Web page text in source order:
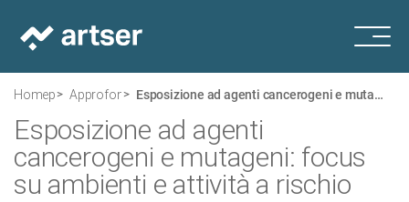
HomepageApprofondimenti Esposizione ad agenti cancerogeni e mutageni: focus su ambienti e attività a rischio
Esposizione ad agenti
cancerogeni e mutageni: focus
su ambienti e attività a rischio